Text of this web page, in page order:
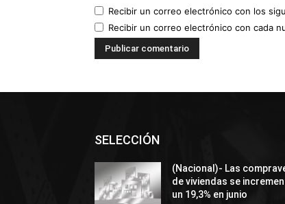
Recibir un correo electrónico con los
Recibir un correo electrónico con cada
SELECCIÓN
(Nacional)- Las
de viviendas se
un 19,3% en junio